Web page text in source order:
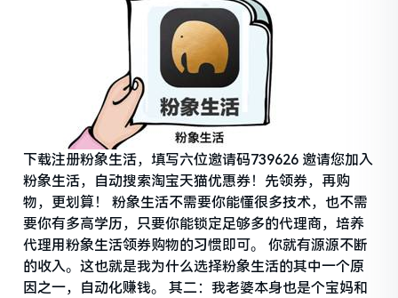
下载注册粉象生活，填写六位邀请码739626 邀请您加入
粉象生活，自动搜索淘宝天猫优惠券！先领券，再购
物，更划算！ 粉象生活不需要你能懂很多技术，也不需
要你有多高学历，只要你能锁定足够多的代理商，培养
代理用粉象生活领券购物的习惯即可。 你就有源源不断
的收入。这也就是我为什么选择粉象生活的其中一个原
因之一，自动化赚钱。 其二：我老婆本身也是个宝妈和